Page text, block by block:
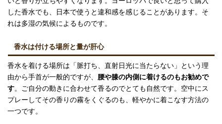
した香水でも、日本で使うと違和感を感じることがあります。そ
れは多湿の気候によるものです。
香水は付ける場所と量が肝心
香水を着ける場所は「脈打ち、直射日光に当たらない」という理
由から手首が一般的ですが、 腰や膝の内側に着けるのもお勧めで
す。ご自分の動きに合わせて香るのでとても自然です。空中にス
プレーしてその香りの霧をくぐるのも、軽やかに着こなす方法の
一つです。